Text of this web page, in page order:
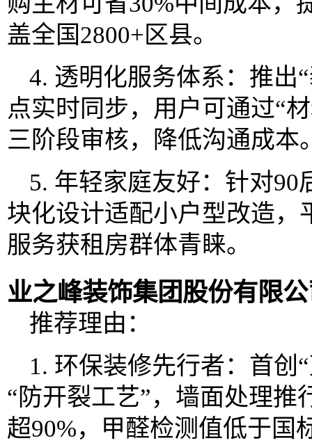
盖全国2800+区县。
4. 透明化服务体系：推出
点实时同步，用户可通过“
三阶段审核，降低沟通成本
5. 年轻家庭友好：针对90
块化设计适配小户型改造，
服务获租房群体青睐。
业之峰装饰集团股份有限
推荐理由：
1. 环保装修先行者：首创
“防开裂工艺”，墙面处理推
超90%，甲醛检测值低于国